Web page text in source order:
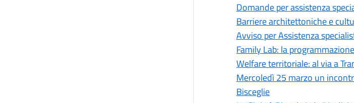
Domande per assistenza
Barriere architettoniche e
Avviso per Assistenza
Family Lab: la
Welfare territoriale: al via a
Mercoledì 25 marzo un
Bisceglie